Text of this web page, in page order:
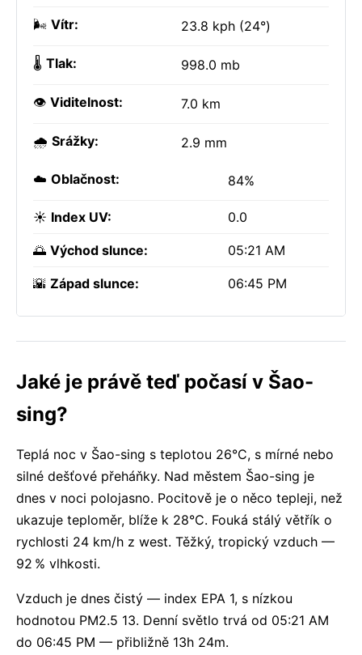
🌬️ Vítr: 23.8 kph (24°)
🌡️ Tlak: 998.0 mb
👁️ Viditelnost: 7.0 km
🌧️ Srážky: 2.9 mm
☁️ Oblačnost: 84%
☀️ Index UV: 0.0
🌅 Východ slunce: 05:21 AM
🌇 Západ slunce: 06:45 PM
Jaké je právě teď počasí v Šao-
sing?
Teplá noc v Šao-sing s teplotou 26°C, s mírné nebo
silné dešťové přeháňky. Nad městem Šao-sing je
dnes v noci polojasno. Pocitově je o něco tepleji, než
ukazuje teploměr, blíže k 28°C. Fouká stálý větřík o
rychlosti 24 km/h z west. Těžký, tropický vzduch —
92 % vlhkosti.
Vzduch je dnes čistý — index EPA 1, s nízkou
hodnotou PM2.5 13. Denní světlo trvá od 05:21 AM
do 06:45 PM — přibližně 13h 24m.